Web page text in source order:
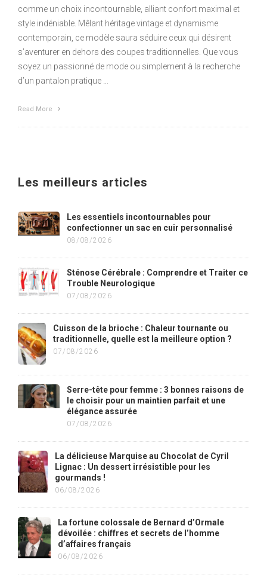
comme un choix incontournable, alliant confort maximal et
style indéniable. Mêlant héritage vintage et dynamisme
contemporain, ce modèle saura séduire ceux qui désirent
s’aventurer en dehors des coupes traditionnelles. Que vous
soyez un passionné de mode ou simplement à la recherche
d’un pantalon pratique …
Read More
Les meilleurs articles
Les essentiels incontournables pour
confectionner un sac en cuir personnalisé
08/08/2026
Sténose Cérébrale : Comprendre et Traiter ce
Trouble Neurologique
07/08/2026
Cuisson de la brioche : Chaleur tournante ou
traditionnelle, quelle est la meilleure option ?
07/08/2026
Serre-tête pour femme : 3 bonnes raisons de
le choisir pour un maintien parfait et une
élégance assurée
07/08/2026
La délicieuse Marquise au Chocolat de Cyril
Lignac : Un dessert irrésistible pour les
gourmands !
06/08/2026
La fortune colossale de Bernard d’Ormale
dévoilée : chiffres et secrets de l’homme
d’affaires français
06/08/2026